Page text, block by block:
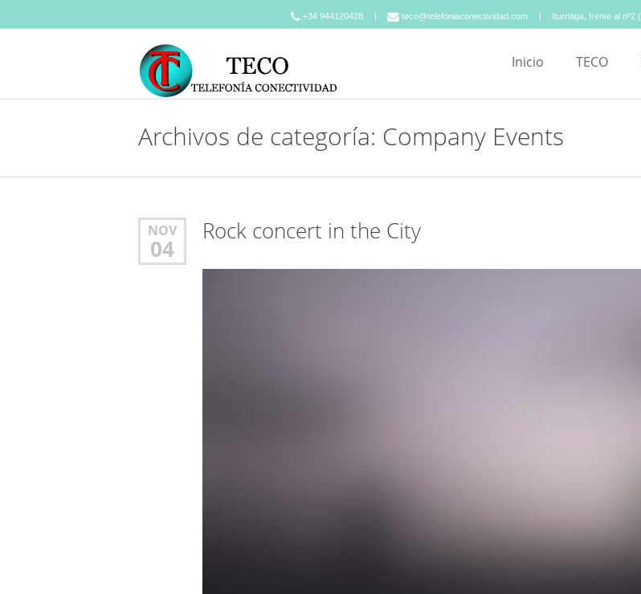
+34 944120428 teco@telefoniaconectividad.com Iturriaga, frente al nº2
Inicio TECO
Archivos de categoría: Company Events
NOV
04
Rock concert in the City